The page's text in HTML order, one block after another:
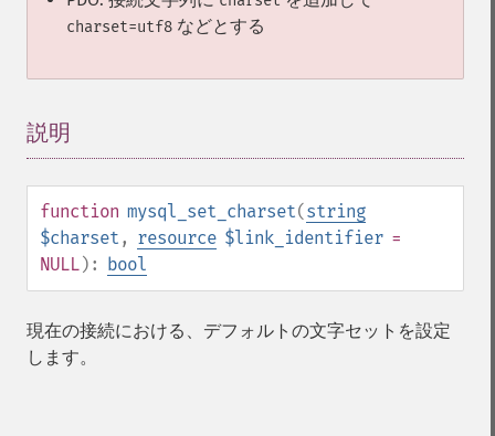
charset=utf8 などとする
説明
function mysql_set_charset(string
$charset , resource $link_identifier =
NULL): bool
現在の接続における、デフォルトの文字セットを設定
します。